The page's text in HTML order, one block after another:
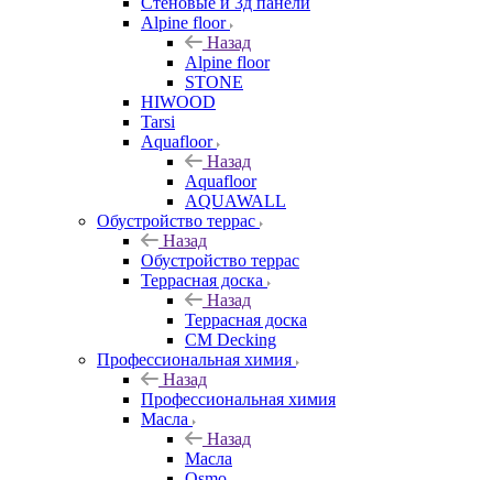
Alpine floor
Назад
Alpine floor
STONE
HIWOOD
Tarsi
Aquafloor
Назад
Aquafloor
AQUAWALL
Обустройство террас
Назад
Обустройство террас
Террасная доска
Назад
Террасная доска
CM Decking
Профессиональная химия
Назад
Профессиональная химия
Масла
Назад
Масла